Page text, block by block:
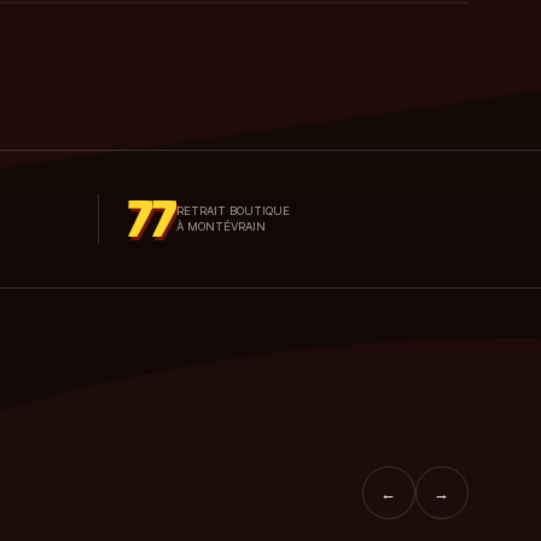
77RETRAIT BOUTIQUE
À MONTÉVRAIN
← →